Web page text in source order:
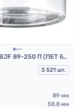
Банка ПЕТ BJF 89-250 П (ПЕТ банки 250 мл)
3 521 шт.
89 мм
58.8 мм